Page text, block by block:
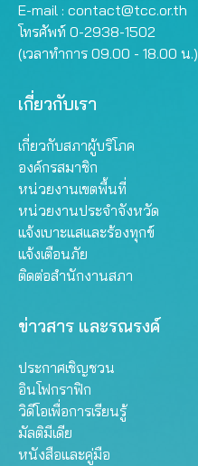
E-mail : contact@tcc.or.th
โทรศัพท์ 0-2938-1502
(เวลาทำการ 09.00 - 18.00 น.)
เกี่ยวกับเรา
เกี่ยวกับสภาผู้บริโภค
องค์กรสมาชิก
หน่วยงานเขตพื้นที่
หน่วยงานประจำจังหวัด
แจ้งเบาะแสและร้องทุกข์
แจ้งเตือนภัย
ติดต่อสำนักงานสภา
ข่าวสาร และรณรงค์
ประกาศเชิญชวน
อินโฟกราฟิก
วิดีโอเพื่อการเรียนรู้
มัลติมีเดีย
หนังสือและคู่มือ